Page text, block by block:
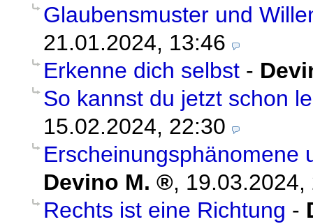
Glaubensmuster und
21.01.2024, 13:46
Erkenne dich selbst -
So kannst du jetzt schon
15.02.2024, 22:30
Erscheinungsphänomene
Devino M.
, 19.03.2024,
Rechts ist eine Richtung -